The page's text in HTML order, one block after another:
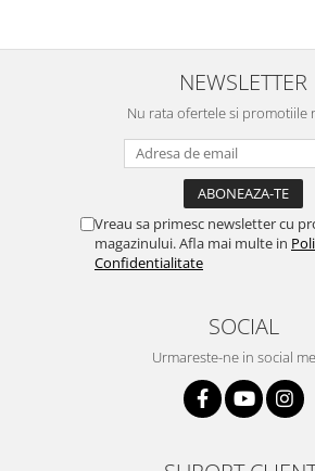
NEWSLETTER
Nu rata ofertele si promotiile
Vreau sa primesc newsletter cu
magazinului. Afla mai multe in
Confidentialitate
SOCIAL
Urmareste-ne in social